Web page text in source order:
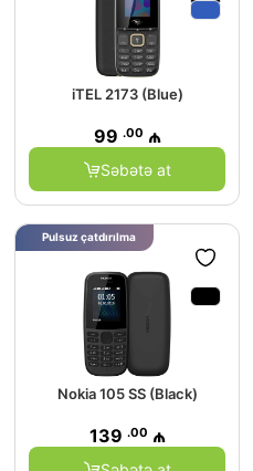
iTEL 2173 (Blue)
99 .00 ₼
Səbətə at
Nokia 105 SS (Black)
139 .00 ₼
Pulsuz çatdırılma